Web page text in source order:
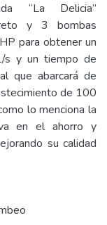
“La Delicia”
y 3 bombas
para obtener un
s y un tiempo de
que abarcará de
de 100
lo menciona la
en el ahorro y
su calidad